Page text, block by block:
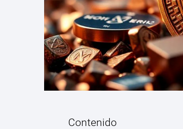
Contenido